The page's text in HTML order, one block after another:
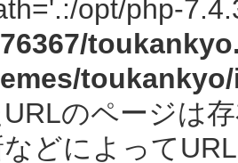
opt/php-
のページは
どによって